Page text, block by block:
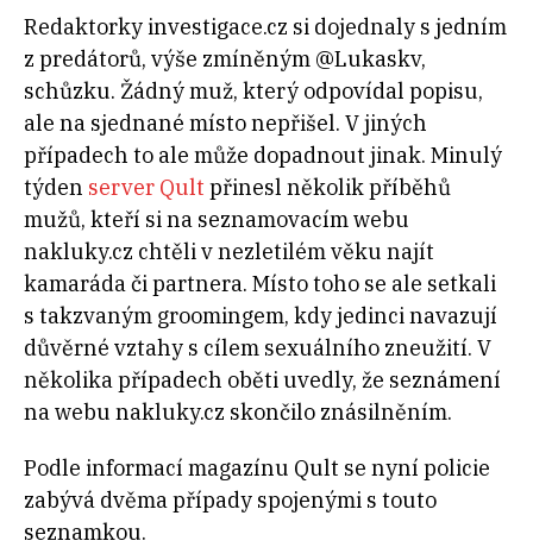
Redaktorky investigace.cz si dojednaly s jedním
z predátorů, výše zmíněným @Lukaskv,
schůzku. Žádný muž, který odpovídal popisu,
ale na sjednané místo nepřišel. V jiných
případech to ale může dopadnout jinak. Minulý
týden server Qult přinesl několik příběhů
mužů, kteří si na seznamovacím webu
nakluky.cz chtěli v nezletilém věku najít
kamaráda či partnera. Místo toho se ale setkali
s takzvaným groomingem, kdy jedinci navazují
důvěrné vztahy s cílem sexuálního zneužití. V
několika případech oběti uvedly, že seznámení
na webu nakluky.cz skončilo znásilněním.
Podle informací magazínu Qult se nyní policie
zabývá dvěma případy spojenými s touto
seznamkou.